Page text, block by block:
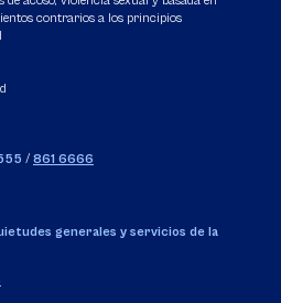
contrarios a los principios
/ 861 6666
generales y servicios de la